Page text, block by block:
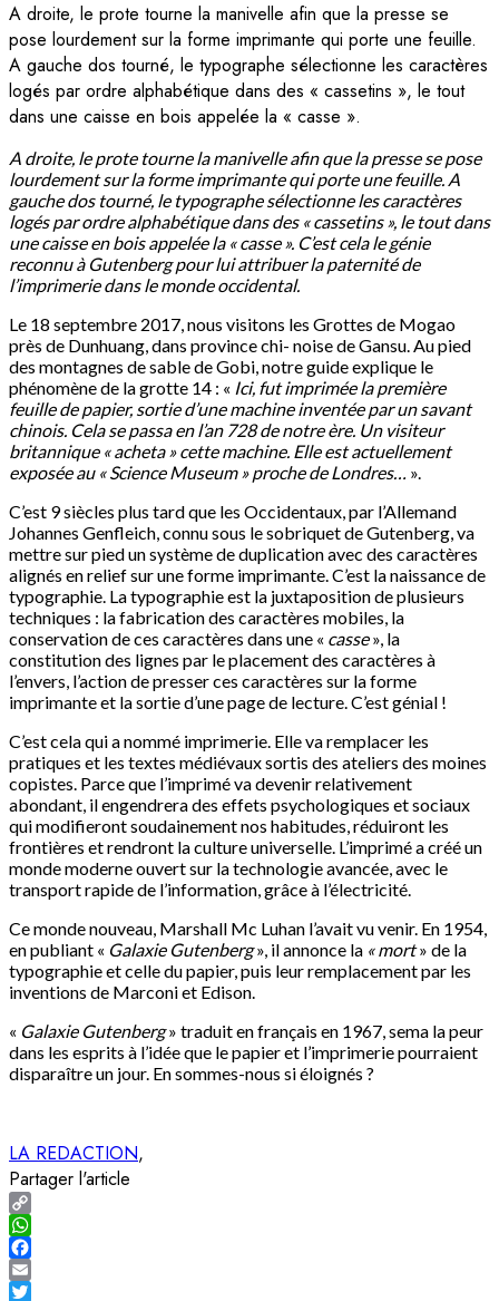
A droite, le prote tourne la manivelle afin que la presse se
pose lourdement sur la forme imprimante qui porte une feuille.
A gauche dos tourné, le typographe sélectionne les caractères
logés par ordre alphabétique dans des « cassetins », le tout
dans une caisse en bois appelée la « casse ».
A droite, le prote tourne la manivelle afin que la presse se pose
lourdement sur la forme imprimante qui porte une feuille. A
gauche dos tourné, le typographe sélectionne les caractères
logés par ordre alphabétique dans des « cassetins », le tout dans
une caisse en bois appelée la « casse ». C’est cela le génie
reconnu à Gutenberg pour lui attribuer la paternité de
l’imprimerie dans le monde occidental.
Le 18 septembre 2017, nous visitons les Grottes de Mogao
près de Dunhuang, dans province chi- noise de Gansu. Au pied
des montagnes de sable de Gobi, notre guide explique le
phénomène de la grotte 14 : « Ici, fut imprimée la première
feuille de papier, sortie d’une machine inventée par un savant
chinois. Cela se passa en l’an 728 de notre ère. Un visiteur
britannique « acheta » cette machine. Elle est actuellement
exposée au « Science Museum » proche de Londres… ».
C’est 9 siècles plus tard que les Occidentaux, par l’Allemand
Johannes Genfleich, connu sous le sobriquet de Gutenberg, va
mettre sur pied un système de duplication avec des caractères
alignés en relief sur une forme imprimante. C’est la naissance de
typographie. La typographie est la juxtaposition de plusieurs
techniques : la fabrication des caractères mobiles, la
conservation de ces caractères dans une « casse», la
constitution des lignes par le placement des caractères à
l’envers, l’action de presser ces caractères sur la forme
imprimante et la sortie d’une page de lecture. C’est génial !
C’est cela qui a nommé imprimerie. Elle va remplacer les
pratiques et les textes médiévaux sortis des ateliers des moines
copistes. Parce que l’imprimé va devenir relativement
abondant, il engendrera des effets psychologiques et sociaux
qui modifieront soudainement nos habitudes, réduiront les
frontières et rendront la culture universelle. L’imprimé a créé un
monde moderne ouvert sur la technologie avancée, avec le
transport rapide de l’information, grâce à l’électricité.
Ce monde nouveau, Marshall Mc Luhan l’avait vu venir. En 1954,
en publiant « Galaxie Gutenberg», il annonce la « mort» de la
typographie et celle du papier, puis leur remplacement par les
inventions de Marconi et Edison.
« Galaxie Gutenberg» traduit en français en 1967, sema la peur
dans les esprits à l’idée que le papier et l’imprimerie pourraient
disparaître un jour. En sommes-nous si éloignés ?
LA REDACTION
Partager l'article
Copy
Link
WhatsApp
Facebook
Email